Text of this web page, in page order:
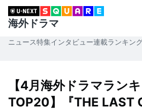
海外ドラマ
ニュース特集インタビュー連載ランキン
【4月海外ドラマラン
TOP20】『THE LAST